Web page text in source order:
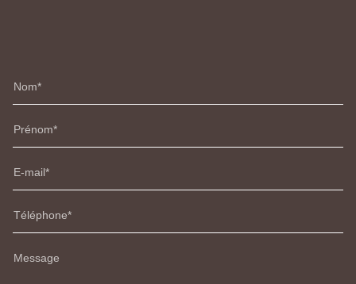
Nom
Prénom
E-mail
Téléphone
Message